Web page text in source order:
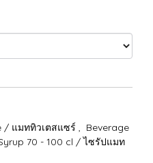
/ แมททิวเตสแซร์ , Beverage
70 - 100 cl / ไซรัปแมท